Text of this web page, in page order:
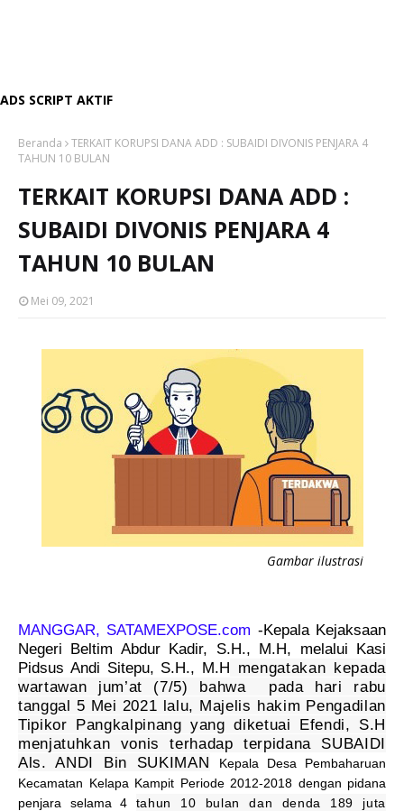
ADS SCRIPT AKTIF
Beranda
TERKAIT KORUPSI DANA ADD : SUBAIDI DIVONIS PENJARA 4
TAHUN 10 BULAN
TERKAIT KORUPSI DANA ADD :
SUBAIDI DIVONIS PENJARA 4
TAHUN 10 BULAN
Mei 09, 2021
Gambar ilustrasi
MANGGAR, SATAMEXPOSE.com -Kepala Kejaksaan
Negeri Beltim Abdur Kadir, S.H., M.H, melalui Kasi
Pidsus Andi Sitepu, S.H., M.H mengatakan kepada
wartawan jum’at (7/5) bahwa
pada hari rabu
tanggal 5 Mei 2021 lalu, Majelis hakim Pengadilan
Tipikor Pangkalpinang yang diketuai Efendi, S.H
menjatuhkan vonis terhadap terpidana SUBAIDI
Als. ANDI Bin SUKIMAN
Kepala Desa Pembaharuan
Kecamatan Kelapa Kampit Periode 2012-2018 dengan pidana
penjara selama 4 tahun 10 bulan dan denda 189 juta